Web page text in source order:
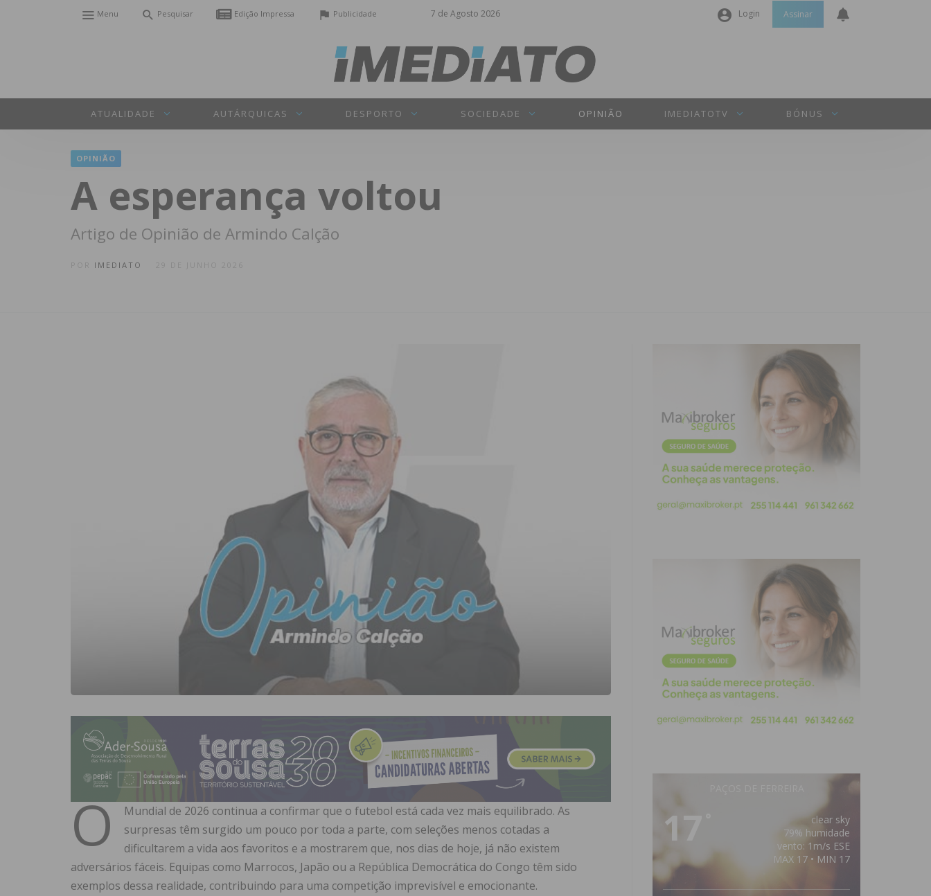
7 de Agosto 2026
Menu Pesquisar Edição Impressa Publicidade Login
Senha
Assinar
ATUALIDADE AUTÁRQUICAS DESPORTO SOCIEDADE OPINIÃO IMEDIATOTV BÓNUS
OPINIÃO
A esperança voltou
Artigo de Opinião de Armindo Calção
IMEDIATO
O
Mundial de 2026 continua a confirmar que o futebol está cada vez mais equilibrado. As
surpresas têm surgido um pouco por toda a parte, com seleções menos cotadas a
dificultarem a vida aos favoritos e a mostrarem que, nos dias de hoje, já não existem
adversários fáceis. Equipas como Marrocos, Japão ou a República Democrática do Congo têm sido
exemplos dessa realidade, contribuindo para uma competição imprevisível e emocionante.
17
clear sky
79% humidade
vento: 1m/s ESE
MAX 17 • MIN 17